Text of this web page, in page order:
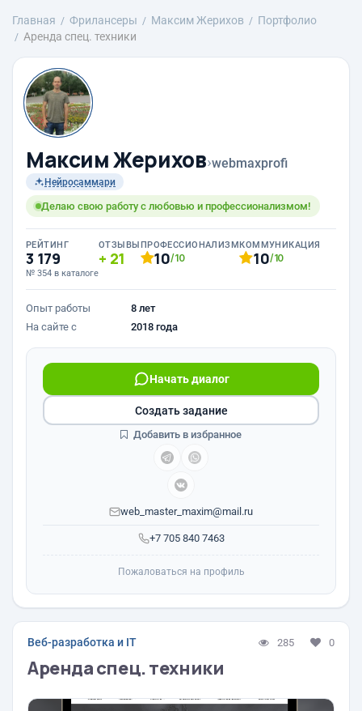
Главная Фрилансеры Максим Жерихов
Портфолио
Аренда спец. техники
Максим Жерихов›webmaxprofi
Нейросаммари
Делаю свою работу с любовью и профессионализмом!
РЕЙТИНГ
3 179
№ 354 в каталоге
ОТЗЫВЫ
21
ПРОФЕССИОНАЛИЗМ
10/10
КОММУНИКАЦИЯ
10/10
Опыт работы
8 лет
На сайте с
2018 года
+7 705 840 7463
Начать диалог
web_master_maxim@mail.ru
Создать задание
Добавить в избранное
Пожаловаться на профиль
Веб-разработка и IT 285 0
Аренда спец. техники